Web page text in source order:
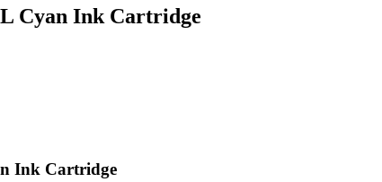
Cyan Ink Cartridge
Ink Cartridge